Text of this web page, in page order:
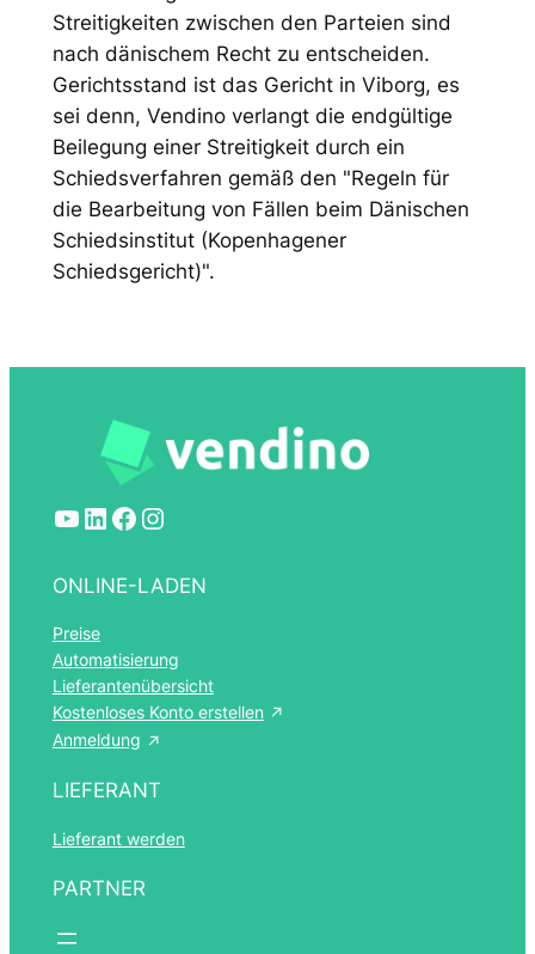
Streitigkeiten zwischen den Parteien sind
nach dänischem Recht zu entscheiden.
Gerichtsstand ist das Gericht in Viborg, es
sei denn, Vendino verlangt die endgültige
Beilegung einer Streitigkeit durch ein
Schiedsverfahren gemäß den "Regeln für
die Bearbeitung von Fällen beim Dänischen
Schiedsinstitut (Kopenhagener
Schiedsgericht)".
YouTube LinkedIn Facebook Instagram
ONLINE-LADEN
Preise
Automatisierung
Lieferantenübersicht
Kostenloses Konto erstellen
Anmeldung
LIEFERANT
Lieferant werden
PARTNER